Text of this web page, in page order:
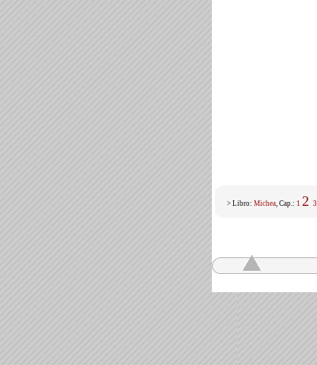
> Libro: Michea, Cap.: 1 2 3